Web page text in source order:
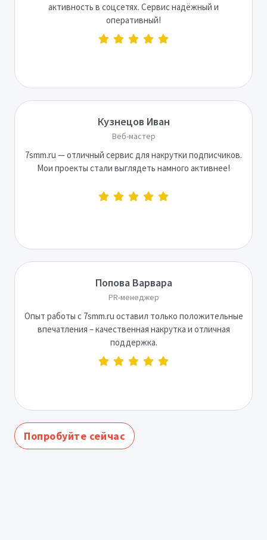
активность в соцсетях. Сервис надёжный и
оперативный!
Кузнецов Иван
Веб-мастер
7smm.ru — отличный сервис для накрутки подписчиков.
Мои проекты стали выглядеть намного активнее!
Попова Варвара
PR-менеджер
Опыт работы с 7smm.ru оставил только положительные
впечатления – качественная накрутка и отличная
поддержка.
Попробуйте сейчас